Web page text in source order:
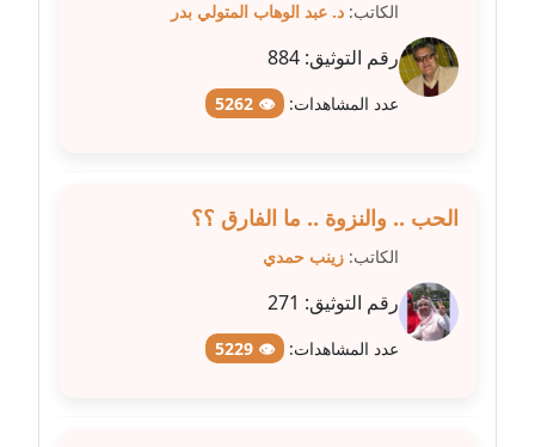
عاملة
مدونة عزة الأمير
عاملة
مدونة عزة بركة
الكاتب: د. عبد الوهاب المتولي بدر
رقم التوثيق: 884
عدد المشاهدات: 👁 5262
الحب .. والنزوة .. ما الفارق ؟؟
الكاتب: زينب حمدي
رقم التوثيق: 271
عدد المشاهدات: 👁 5229